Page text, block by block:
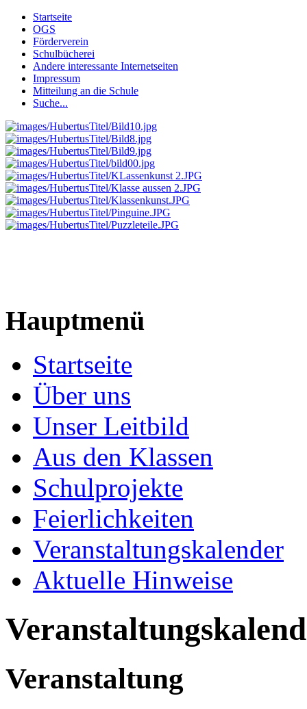
Startseite
OGS
Förderverein
Schulbücherei
Andere interessante Internetseiten
Impressum
Mitteilung an die Schule
Suche...
Hauptmenü
Startseite
Über uns
Unser Leitbild
Aus den Klassen
Schulprojekte
Feierlichkeiten
Veranstaltungskalender
Aktuelle Hinweise
Veranstaltung